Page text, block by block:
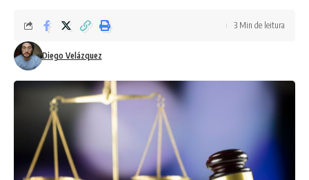
Diego Velázquez
3 Min de leitura